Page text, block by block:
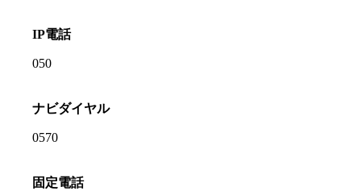
IP電話
050
ナビダイヤル
0570
固定電話